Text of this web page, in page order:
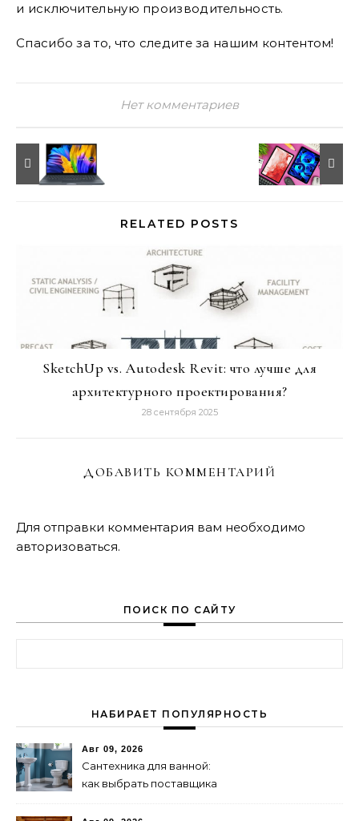
и исключительную производительность.
Спасибо за то, что следите за нашим контентом!
Нет комментариев
RELATED POSTS
SketchUp vs. Autodesk Revit: что лучше для
архитектурного проектирования?
28 сентября 2025
ДОБАВИТЬ КОММЕНТАРИЙ
Для отправки комментария вам необходимо
авторизоваться.
ПОИСК ПО САЙТУ
НАБИРАЕТ ПОПУЛЯРНОСТЬ
Авг 09, 2026
Сантехника для ванной:
как выбрать поставщика